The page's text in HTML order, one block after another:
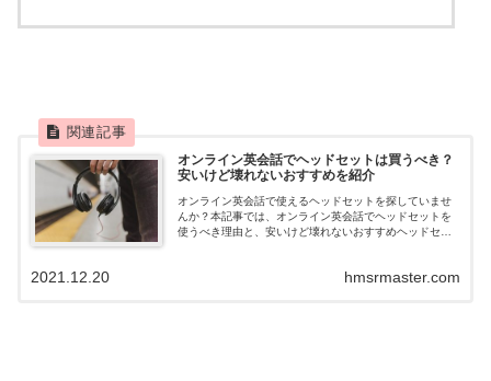
オンライン英会話でヘッドセットは買うべき？
安いけど壊れないおすすめを紹介
オンライン英会話で使えるヘッドセットを探していませ
んか？本記事では、オンライン英会話でヘッドセットを
使うべき理由と、安いけど壊れないおすすめヘッドセッ
hmsrmaster.com
2021.12.20